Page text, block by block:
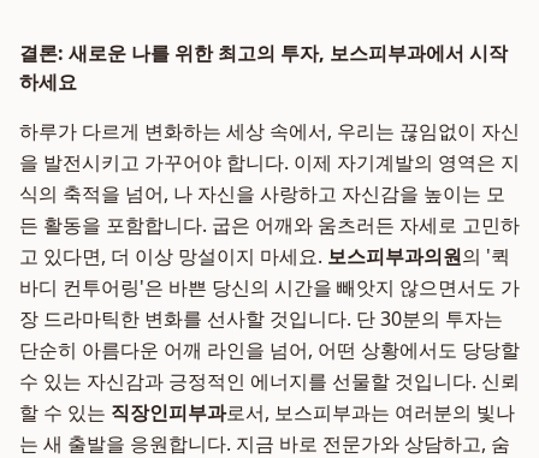
결론: 새로운 나를 위한 최고의 투자, 보스피부과에서 시작
하세요
하루가 다르게 변화하는 세상 속에서, 우리는 끊임없이 자신
을 발전시키고 가꾸어야 합니다. 이제 자기계발의 영역은 지
식의 축적을 넘어, 나 자신을 사랑하고 자신감을 높이는 모
든 활동을 포함합니다. 굽은 어깨와 움츠러든 자세로 고민하
고 있다면, 더 이상 망설이지 마세요. 보스피부과의원의 '퀵
바디 컨투어링'은 바쁜 당신의 시간을 빼앗지 않으면서도 가
장 드라마틱한 변화를 선사할 것입니다. 단 30분의 투자는
단순히 아름다운 어깨 라인을 넘어, 어떤 상황에서도 당당할
수 있는 자신감과 긍정적인 에너지를 선물할 것입니다. 신뢰
할 수 있는 직장인피부과로서, 보스피부과는 여러분의 빛나
는 새 출발을 응원합니다. 지금 바로 전문가와 상담하고, 숨